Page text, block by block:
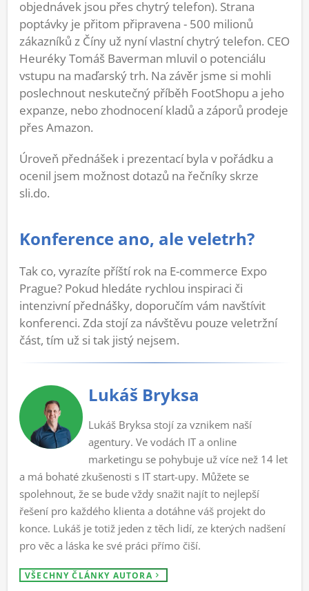
objednávek jsou přes chytrý telefon). Strana
poptávky je přitom připravena - 500 milionů
zákazníků z Číny už nyní vlastní chytrý telefon. CEO
Heuréky Tomáš Baverman mluvil o potenciálu
vstupu na maďarský trh. Na závěr jsme si mohli
poslechnout neskutečný příběh FootShopu a jeho
expanze, nebo zhodnocení kladů a záporů prodeje
přes Amazon.
Úroveň přednášek i prezentací byla v pořádku a
ocenil jsem možnost dotazů na řečníky skrze
sli.do.
Konference ano, ale veletrh?
Tak co, vyrazíte příští rok na E-commerce Expo
Prague? Pokud hledáte rychlou inspiraci či
intenzivní přednášky, doporučím vám navštívit
konferenci. Zda stojí za návštěvu pouze veletržní
část, tím už si tak jistý nejsem.
Lukáš Bryksa
Lukáš Bryksa stojí za vznikem naší
agentury. Ve vodách IT a online
marketingu se pohybuje už více než 14 let
a má bohaté zkušenosti s IT start-upy. Můžete se
spolehnout, že se bude vždy snažit najít to nejlepší
řešení pro každého klienta a dotáhne váš projekt do
konce. Lukáš je totiž jeden z těch lidí, ze kterých nadšení
pro věc a láska ke své práci přímo čiší.
VŠECHNY ČLÁNKY AUTORA